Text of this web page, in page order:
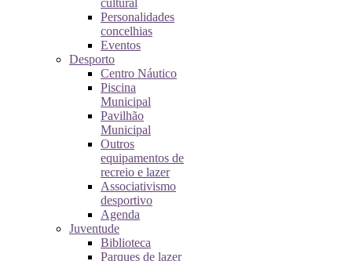
cultural
Personalidades
concelhias
Eventos
Desporto
Centro Náutico
Piscina
Municipal
Pavilhão
Municipal
Outros
equipamentos de
recreio e lazer
Associativismo
desportivo
Agenda
Juventude
Biblioteca
Parques de lazer